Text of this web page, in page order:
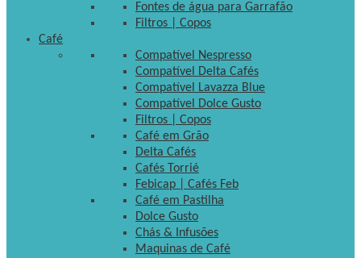
Fontes de água para Garrafão
Filtros | Copos
Café
Compatível Nespresso
Compatível Delta Cafés
Compatível Lavazza Blue
Compatível Dolce Gusto
Filtros | Copos
Café em Grão
Delta Cafés
Cafés Torrié
Febicap | Cafés Feb
Café em Pastilha
Dolce Gusto
Chás & Infusões
Maquinas de Café